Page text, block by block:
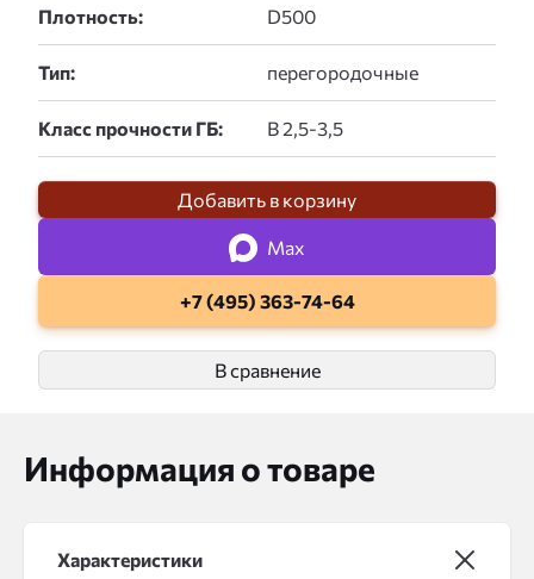
Плотность:
Тип:
Класс прочности ГБ:
Добавить в корзину
Max
+7 (495) 363-74-64
В сравнение
Информация о товаре
Характеристики